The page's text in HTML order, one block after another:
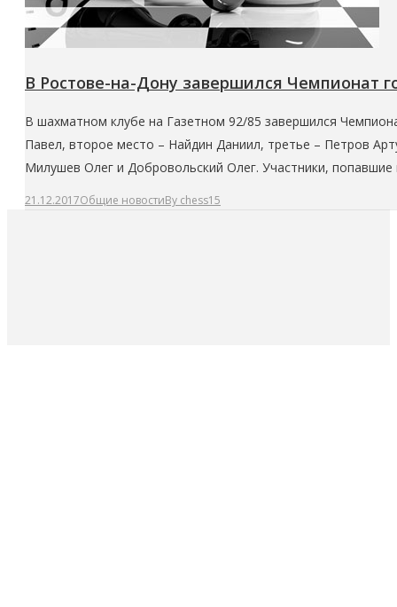
В Ростове-на-Дону завершился Чемпионат
В шахматном клубе на Газетном 92/85 завершился
Павел, второе место – Найдин Даниил, третье – Петров
Милушев Олег и Добровольский Олег. Участники, попавшие
21.12.2017Общие новостиBy chess15